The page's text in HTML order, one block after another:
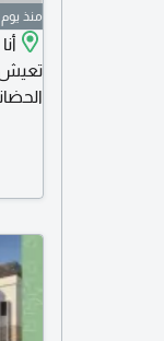
منذ يوم
تعيش